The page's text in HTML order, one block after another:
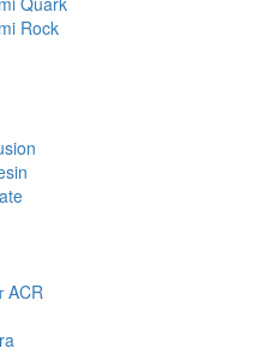
Rock
ACR